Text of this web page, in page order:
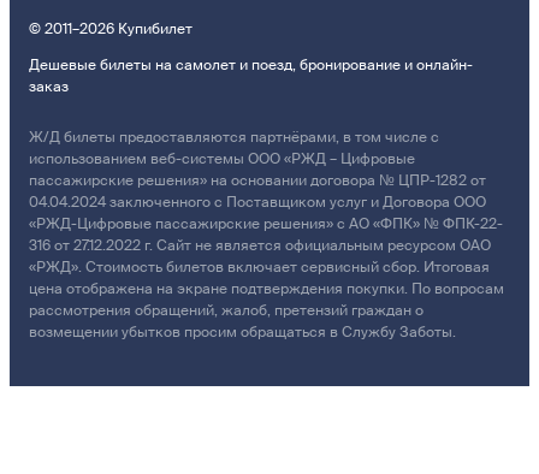
© 2011–2026 Купибилет
Дешевые билеты на самолет и поезд, бронирование и онлайн-
заказ
Ж/Д билеты предоставляются партнёрами, в том числе с
использованием веб-системы ООО «РЖД – Цифровые
пассажирские решения» на основании договора № ЦПР-1282 от
04.04.2024 заключенного с Поставщиком услуг и Договора ООО
«РЖД-Цифровые пассажирские решения» с АО «ФПК» № ФПК-22-
316 от 27.12.2022 г. Сайт не является официальным ресурсом ОАО
«РЖД». Стоимость билетов включает сервисный сбор. Итоговая
цена отображена на экране подтверждения покупки. По вопросам
рассмотрения обращений, жалоб, претензий граждан о
возмещении убытков просим обращаться в Службу Заботы.